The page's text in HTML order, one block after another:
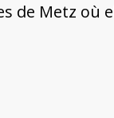
de Metz où